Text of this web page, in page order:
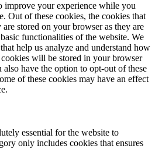
improve your experience while you
Out of these cookies, the cookies that
are stored on your browser as they are
functionalities of the website. We
help us analyze and understand how
will be stored in your browser
have the option to opt-out of these
of these cookies may have an effect
essential for the website to
only includes cookies that ensures